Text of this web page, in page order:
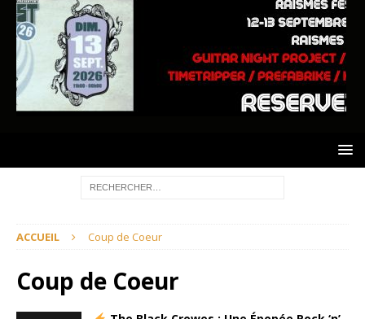
ACCUEIL Coup de Coeur
Coup de Coeur